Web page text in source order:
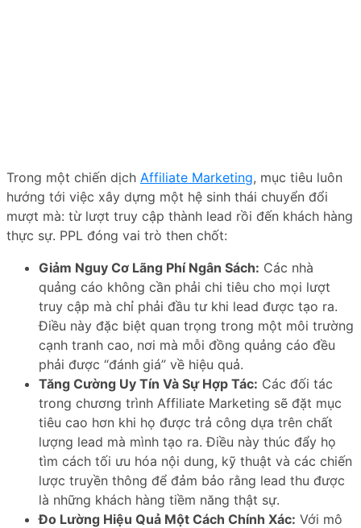
Trong một chiến dịch Affiliate Marketing, mục tiêu luôn
hướng tới việc xây dựng một hệ sinh thái chuyển đổi
mượt mà: từ lượt truy cập thành lead rồi đến khách hàng
thực sự. PPL đóng vai trò then chốt:
Giảm Nguy Cơ Lãng Phí Ngân Sách: Các nhà
quảng cáo không cần phải chi tiêu cho mọi lượt
truy cập mà chỉ phải đầu tư khi lead được tạo ra.
Điều này đặc biệt quan trọng trong một môi trường
cạnh tranh cao, nơi mà mỗi đồng quảng cáo đều
phải được “đánh giá” về hiệu quả.
Tăng Cường Uy Tín Và Sự Hợp Tác: Các đối tác
trong chương trình Affiliate Marketing sẽ đặt mục
tiêu cao hơn khi họ được trả công dựa trên chất
lượng lead mà mình tạo ra. Điều này thúc đẩy họ
tìm cách tối ưu hóa nội dung, kỹ thuật và các chiến
lược truyền thông để đảm bảo rằng lead thu được
là những khách hàng tiềm năng thật sự.
Đo Lường Hiệu Quả Một Cách Chính Xác: Với mô